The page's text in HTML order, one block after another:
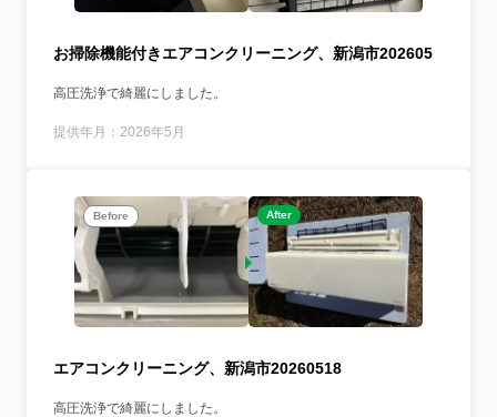
お掃除機能付きエアコンクリーニング、新潟市202605
高圧洗浄で綺麗にしました。
提供年月：2026年5月
Before After
エアコンクリーニング、新潟市20260518
高圧洗浄で綺麗にしました。